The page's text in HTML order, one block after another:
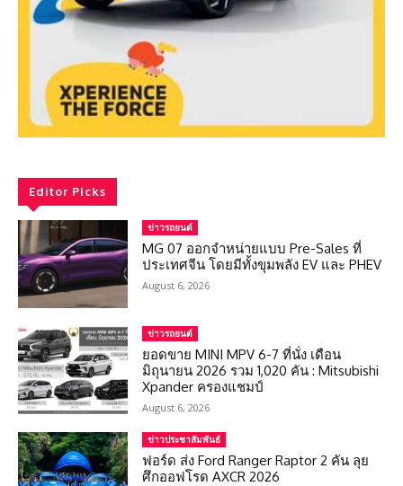
Editor Picks
ข่าวรถยนต์
MG 07 ออกจำหน่ายแบบ Pre-Sales ที่
ประเทศจีน โดยมีทั้งขุมพลัง EV และ PHEV
August 6, 2026
ข่าวรถยนต์
ยอดขาย MINI MPV 6-7 ที่นั่ง เดือน
มิถุนายน 2026 รวม 1,020 คัน : Mitsubishi
Xpander ครองแชมป์
August 6, 2026
ข่าวประชาสัมพันธ์
ฟอร์ด ส่ง Ford Ranger Raptor 2 คัน ลุย
ศึกออฟโรด AXCR 2026